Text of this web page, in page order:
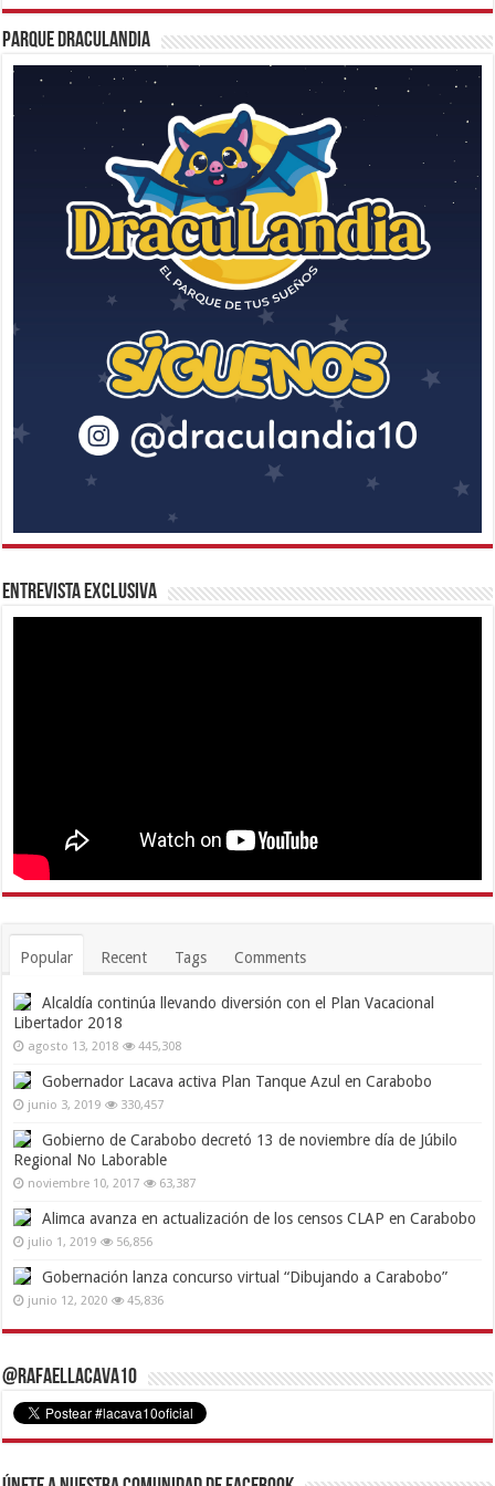
Parque Draculandia
Entrevista Exclusiva
Popular Recent Tags Comments
Alcaldía continúa llevando diversión con el Plan Vacacional
Libertador 2018
agosto 13, 2018 445,308
Gobernador Lacava activa Plan Tanque Azul en Carabobo
junio 3, 2019 330,457
Gobierno de Carabobo decretó 13 de noviembre día de Júbilo
Regional No Laborable
noviembre 10, 2017 63,387
Alimca avanza en actualización de los censos CLAP en Carabobo
julio 1, 2019 56,856
Gobernación lanza concurso virtual “Dibujando a Carabobo”
junio 12, 2020 45,836
@RafaelLacava10